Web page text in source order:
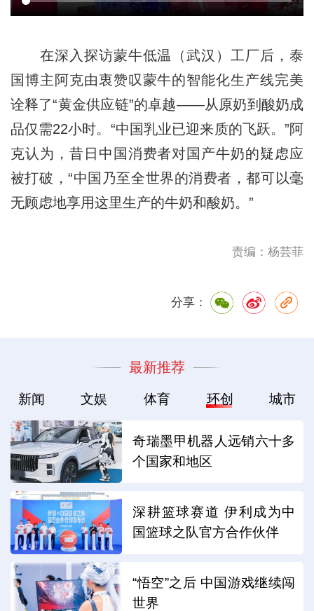
在深入探访蒙牛低温（武汉）工厂后，泰
国博主阿克由衷赞叹蒙牛的智能化生产线完美
诠释了“黄金供应链”的卓越——从原奶到酸奶成
品仅需22小时。“中国乳业已迎来质的飞跃。”阿
克认为，昔日中国消费者对国产牛奶的疑虑应
被打破，“中国乃至全世界的消费者，都可以毫
无顾虑地享用这里生产的牛奶和酸奶。”
责编：杨芸菲
分享：
最新推荐
新闻 文娱 体育 环创 城市
奇瑞墨甲机器人远销六十多
个国家和地区
深耕篮球赛道 伊利成为中
国篮球之队官方合作伙伴
“悟空”之后 中国游戏继续闯
世界